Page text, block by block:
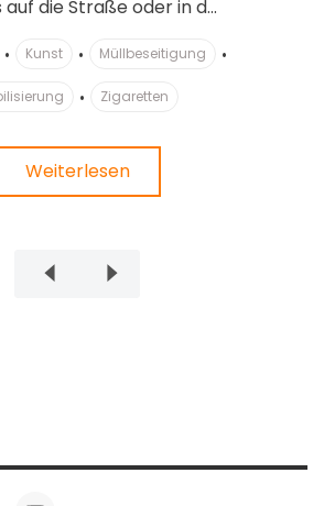
die Straße oder in d...
Kunst Müllbeseitigung
Zigaretten
Weiterlesen